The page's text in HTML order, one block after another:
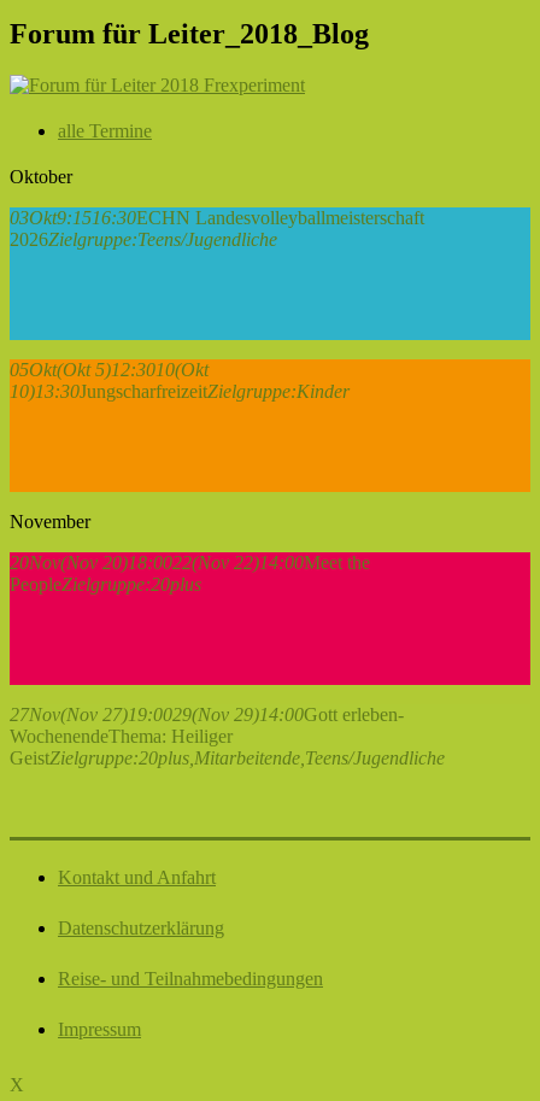
Forum für Leiter_2018_Blog
alle Termine
Oktober
03Okt9:1516:30ECHN Landesvolleyballmeisterschaft
2026Zielgruppe:Teens/Jugendliche
05Okt(Okt 5)12:3010(Okt
10)13:30JungscharfreizeitZielgruppe:Kinder
November
20Nov(Nov 20)18:0022(Nov 22)14:00Meet the
PeopleZielgruppe:20plus
27Nov(Nov 27)19:0029(Nov 29)14:00Gott erleben-
WochenendeThema: Heiliger
GeistZielgruppe:20plus, Mitarbeitende, Teens/Jugendliche
Kontakt und Anfahrt
Datenschutzerklärung
Reise- und Teilnahmebedingungen
Impressum
X